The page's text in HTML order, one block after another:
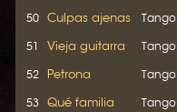
50
Culpas ajenas Tango
51 Vieja guitarra Tango
52 Petrona Tango
53 Qué familia Tango